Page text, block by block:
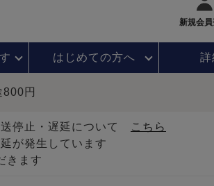
新規会
はじめての方へ 詳
円
送停止・遅延について
こちら
が発生しています
きます